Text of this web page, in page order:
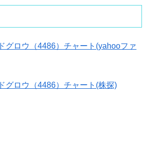
グロウ（4486）チャート(yahooファ
グロウ（4486）チャート(株探)